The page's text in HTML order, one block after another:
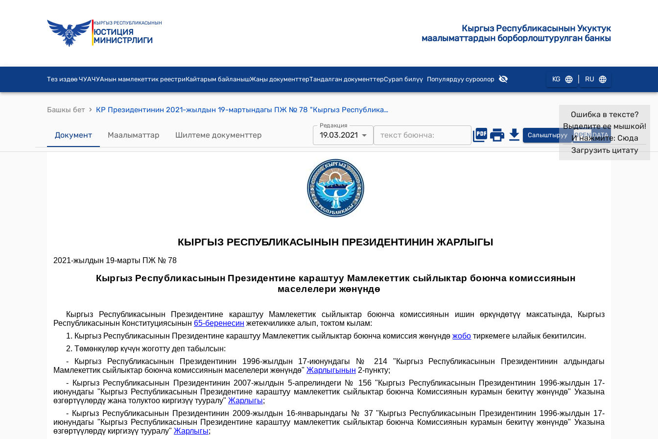
КЫРГЫЗ РЕСПУБЛИКАСЫНЫН
ЮСТИЦИЯ
МИНИСТРЛИГИ
Кыргыз Республикасынын Укуктук
маалыматтардын борборлоштурулган банкы
Тез издөө ЧУАЧУАнын мамлекеттик реестриКайтарым байланышЖаңы документтерТандалган документтерСурап билүү Популярдуу суроолор KG RU
Башкы бет › КР Президентинин 2021-жылдын 19-мартындагы ПЖ № 78 "Кыргыз Республикасынын Президентине караштуу Мамлекеттик сыйлыктар боюнча комиссиянын маселелери жөнүндө" Жарлыгы
Документ Маалыматтар Шилтеме документтер
Редакция
19.03.2021 Салыштыруу OPEN DATA
Ошибка в тексте?
Выделите ее мышкой!
И нажмите: Сюда
Загрузить цитату